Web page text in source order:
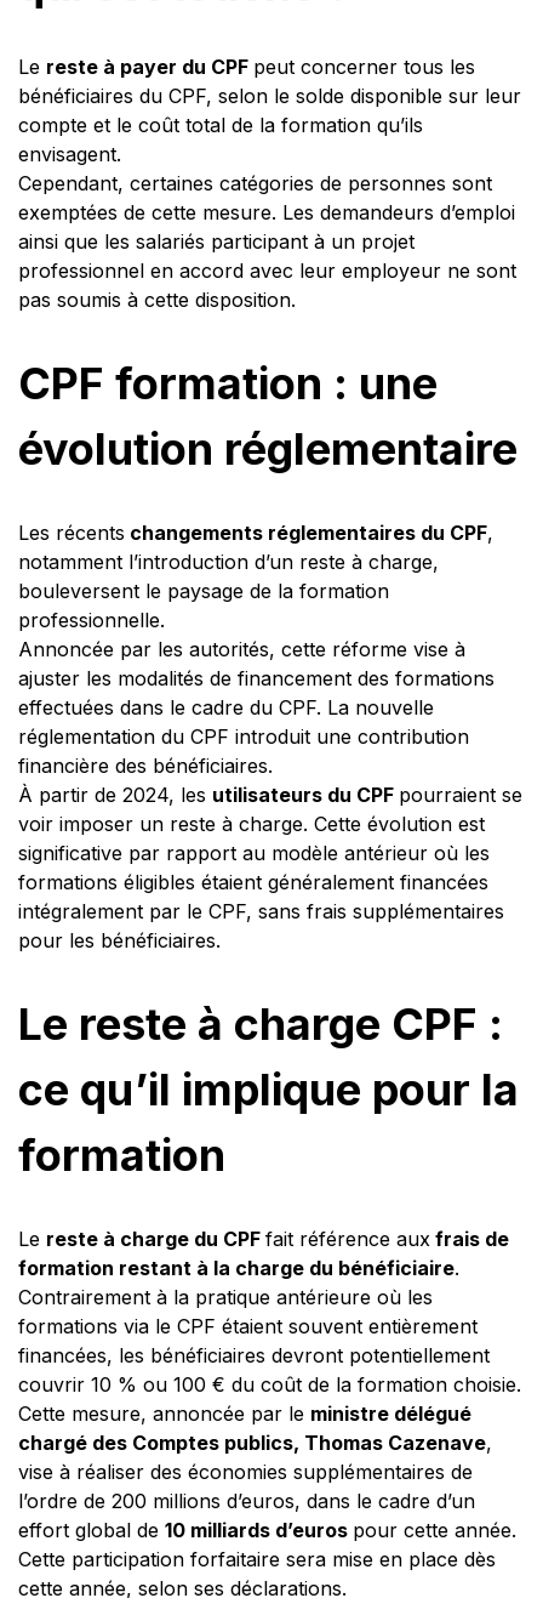
Le reste à payer du CPF peut concerner tous les
bénéficiaires du CPF, selon le solde disponible sur leur
compte et le coût total de la formation qu’ils
envisagent.
Cependant, certaines catégories de personnes sont
exemptées de cette mesure. Les demandeurs d’emploi
ainsi que les salariés participant à un projet
professionnel en accord avec leur employeur ne sont
pas soumis à cette disposition.
CPF formation : une
évolution réglementaire
Les récents changements réglementaires du CPF,
notamment l’introduction d’un reste à charge,
bouleversent le paysage de la formation
professionnelle.
Annoncée par les autorités, cette réforme vise à
ajuster les modalités de financement des formations
effectuées dans le cadre du CPF. La nouvelle
réglementation du CPF introduit une contribution
financière des bénéficiaires.
À partir de 2024, les utilisateurs du CPF pourraient se
voir imposer un reste à charge. Cette évolution est
significative par rapport au modèle antérieur où les
formations éligibles étaient généralement financées
intégralement par le CPF, sans frais supplémentaires
pour les bénéficiaires.
Le reste à charge CPF :
ce qu’il implique pour la
formation
Le reste à charge du CPF fait référence aux frais de
formation restant à la charge du bénéficiaire.
Contrairement à la pratique antérieure où les
formations via le CPF étaient souvent entièrement
financées, les bénéficiaires devront potentiellement
couvrir 10 % ou 100 € du coût de la formation choisie.
Cette mesure, annoncée par le ministre délégué
chargé des Comptes publics, Thomas Cazenave,
vise à réaliser des économies supplémentaires de
l’ordre de 200 millions d’euros, dans le cadre d’un
effort global de 10 milliards d’euros pour cette année.
Cette participation forfaitaire sera mise en place dès
cette année, selon ses déclarations.